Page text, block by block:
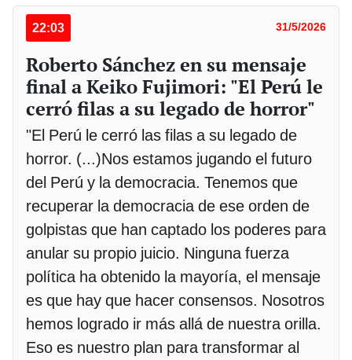
22:03 31/5/2026
Roberto Sánchez en su mensaje
final a Keiko Fujimori: "El Perú le
cerró filas a su legado de horror"
"El Perú le cerró las filas a su legado de
horror. (...)Nos estamos jugando el futuro
del Perú y la democracia. Tenemos que
recuperar la democracia de ese orden de
golpistas que han captado los poderes para
anular su propio juicio. Ninguna fuerza
política ha obtenido la mayoría, el mensaje
es que hay que hacer consensos. Nosotros
hemos logrado ir más allá de nuestra orilla.
Eso es nuestro plan para transformar al